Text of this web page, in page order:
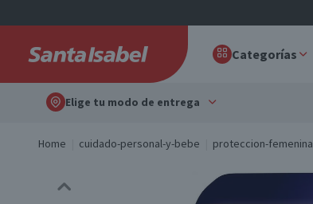
Categorías
Elige tu modo de entrega
Home cuidado-personal-y-bebe proteccion-femenina